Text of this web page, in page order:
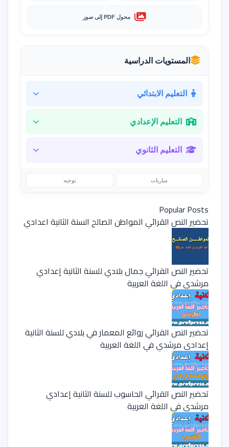
محول PDF إلى صور
المستويات الدراسية
التعليم الابتدائي
التعليم الإعدادي
التعليم الثانوي
مباريات توجيه
Popular Posts
تحضير النص القرائي المواطن الصالح السنة الثانية اعدادي
تحضير النص القرائي جمال بلادي للسنة الثانية إعدادي
مرشدي في اللغة العربية
تحضير النص القرائي روائع المعمار في بلادي للسنة الثانية
إعدادي مرشدي في اللغة العربية
تحضير النص القرائي الحاسوب للسنة الثانية إعدادي
مرشدي في اللغة العربية